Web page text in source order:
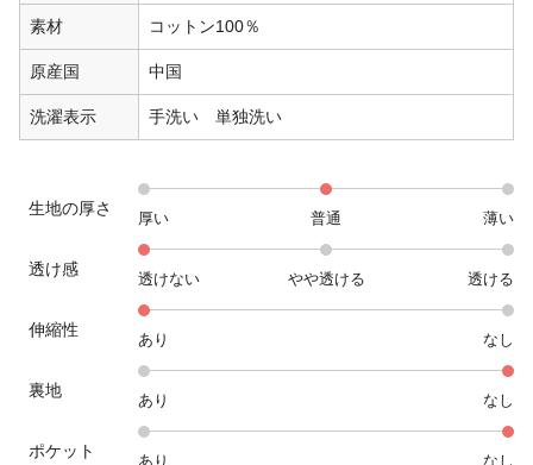
素材 コットン100％
原産国 中国
洗濯表示 手洗い 単独洗い
生地の厚さ
厚い 普通 薄い
透け感
透けない やや透ける 透ける
伸縮性
あり なし
裏地
あり なし
ポケット
あり なし